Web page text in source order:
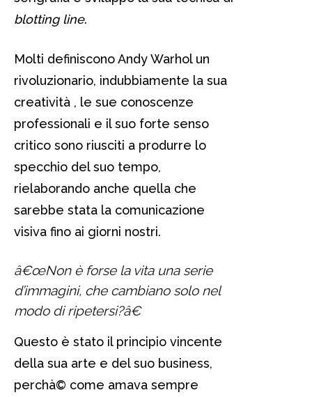
blotting line.
Molti definiscono Andy Warhol un
rivoluzionario, indubbiamente la sua
creatività , le sue conoscenze
professionali e il suo forte senso
critico sono riusciti a produrre lo
specchio del suo tempo,
rielaborando anche quella che
sarebbe stata la comunicazione
visiva fino ai giorni nostri.
â€œNon è forse la vita una serie
d’immagini, che cambiano solo nel
modo di ripetersi?â€
Questo è stato il principio vincente
della sua arte e del suo business,
perchà© come amava sempre